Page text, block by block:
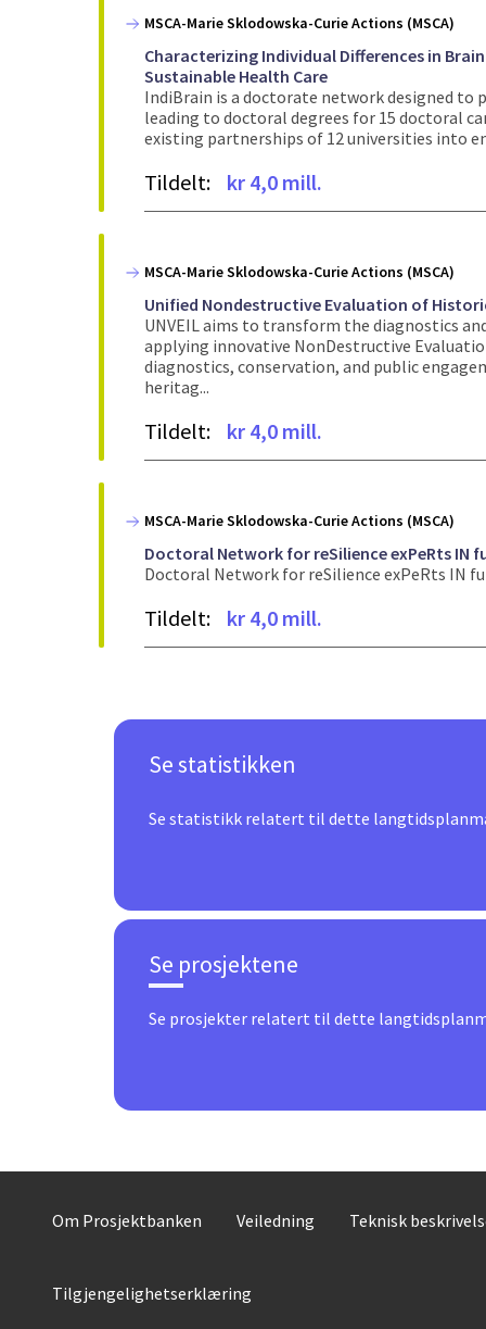
MSCA-Marie Sklodowska-Curie Actions (MSCA)
Characterizing Individual Differences in
Sustainable Health Care
IndiBrain is a doctorate network designed to
leading to doctoral degrees for 15 doctoral
existing partnerships of 12 universities into
Tildelt: kr 4,0 mill.
MSCA-Marie Sklodowska-Curie Actions (MSCA)
Unified Nondestructive Evaluation of
UNVEIL aims to transform the diagnostics
applying innovative NonDestructive
diagnostics, conservation, and public
heritag...
Tildelt: kr 4,0 mill.
MSCA-Marie Sklodowska-Curie Actions (MSCA)
Doctoral Network for reSilience exPeRts
Doctoral Network for reSilience exPeRts IN
Tildelt: kr 4,0 mill.
Se statistikken
Se statistikk relatert til dette
Se prosjektene
Se prosjekter relatert til dette
Om Prosjektbanken Veiledning Teknisk
Tilgjengelighetserklæring